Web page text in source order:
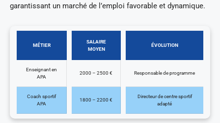
garantissant un marché de l’emploi favorable et dynamique.
MÉTIER
SALAIRE
MOYEN
ÉVOLUTION
Enseignant en
APA
2000 – 2500 € Responsable de programme
Coach sportif
APA
1800 – 2200 €
Directeur de centre sportif
adapté